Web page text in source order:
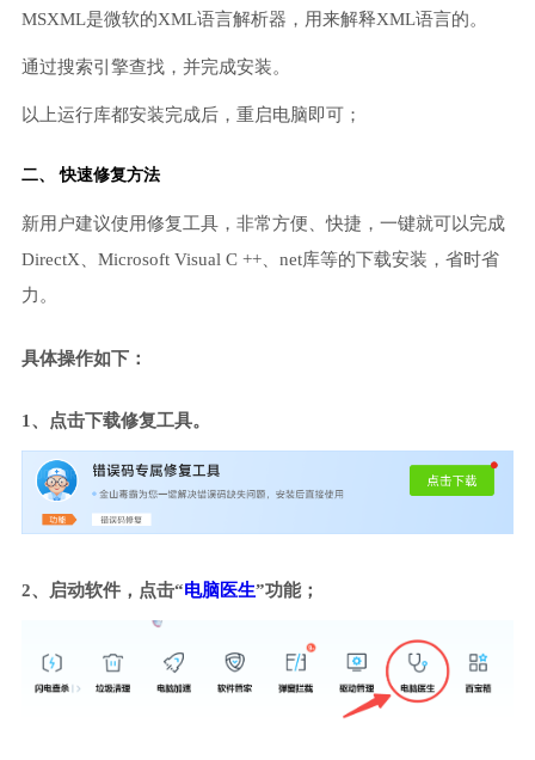
MSXML是微软的XML语言解析器，用来解释XML语言的。
通过搜索引擎查找，并完成安装。
以上运行库都安装完成后，重启电脑即可；
二、 快速修复方法
新用户建议使用修复工具，非常方便、快捷，一键就可以完成
DirectX、Microsoft Visual C ++、net库等的下载安装，省时省
力。
具体操作如下：
1、点击下载修复工具。
2、启动软件，点击“电脑医生”功能；